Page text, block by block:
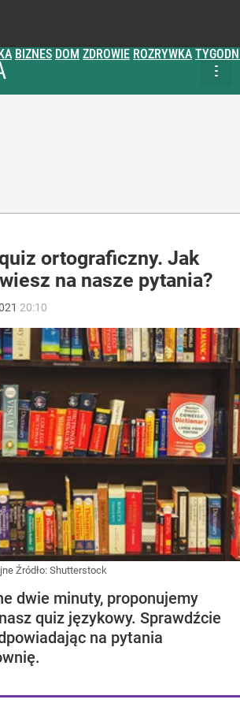
BIZNES DOM ZDROWIE ROZRYWKA
ortograficzny. Jak
na nasze pytania?
20:10
Źródło: Shutterstock
dwie minuty, proponujemy
quiz językowy. Sprawdźcie
na pytania